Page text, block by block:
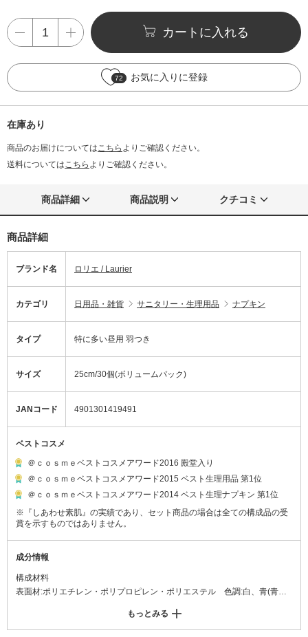
カートに入れる
72 お気に入りに登録
在庫あり
商品のお届けについてはこちら よりご確認ください。
送料についてはこちら よりご確認ください。
商品詳細 商品説明 クチコミ
商品詳細
ブランド名 ロリエ / Laurier
カテゴリ 日用品・雑貨 サニタリー・生理用品 ナプキン
タイプ 特に多い昼用 羽つき
サイズ 25cm/30個(ボリュームパック)
JANコード 4901301419491
ベストコスメ
＠ｃｏｓｍｅベストコスメアワード2016 殿堂入り
＠ｃｏｓｍｅベストコスメアワード2015 ベスト生理用品 第1位
＠ｃｏｓｍｅベストコスメアワード2014 ベスト生理ナプキン 第1位
※『しあわせ素肌』の実績であり、セット商品の場合は全ての構成品の受
賞を示すものではありません。
成分情報
構成材料
表面材:ポリエチレン・ポリプロピレン・ポリエステル 色調:白、青(青色4
もっとみる